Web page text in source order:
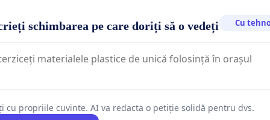
schimbarea pe care doriți să o vedeți Cu
cu propriile cuvinte. AI va redacta o petiție solidă pentru dvs.